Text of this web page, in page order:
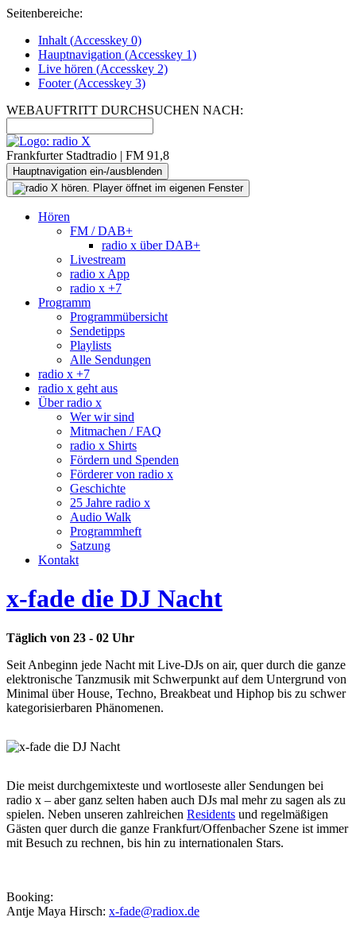
Seitenbereiche:
Inhalt (Accesskey 0)
Hauptnavigation (Accesskey 1)
Live hören (Accesskey 2)
Footer(Accesskey 3)
WEBAUFTRITT DURCHSUCHEN NACH:
Frankfurter Stadtradio | FM 91,8
Hauptnavigation ein-/ausblenden
Hören
FM / DAB+
radio x über DAB+
Livestream
radio x App
radio x +7
Programm
Programmübersicht
Sendetipps
Playlists
Alle Sendungen
radio x +7
radio x geht aus
Über radio x
Wer wir sind
Mitmachen / FAQ
radio x Shirts
Fördern und Spenden
Förderer von radio x
Geschichte
25 Jahre radio x
Audio Walk
Programmheft
Satzung
Kontakt
x-fade die DJ Nacht
Täglich von 23 - 02 Uhr
Seit Anbeginn jede Nacht mit Live-DJs on air, quer durch die ganze
elektronische Tanzmusik mit Schwerpunkt auf dem Untergrund von
Minimal über House, Techno, Breakbeat und Hiphop bis zu schwer
kategorisierbaren Phänomenen.
Die meist durchgemixteste und wortloseste aller Sendungen bei
radio x – aber ganz selten haben auch DJs mal mehr zu sagen als zu
spielen. Neben unseren zahlreichen Residents und regelmäßigen
Gästen quer durch die ganze Frankfurt/Offenbacher Szene ist immer
mit Besuch zu rechnen, bis hin zu internationalen Stars.
Booking:
Antje Maya Hirsch: x-fade@radiox.de